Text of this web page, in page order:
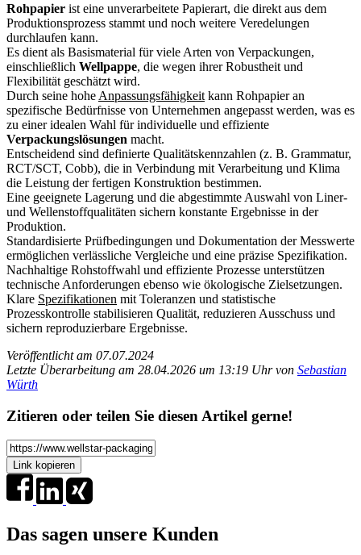
Rohpapier ist eine unverarbeitete Papierart, die direkt aus dem
Produktionsprozess stammt und noch weitere Veredelungen
durchlaufen kann.
Es dient als Basismaterial für viele Arten von Verpackungen,
einschließlich Wellpappe, die wegen ihrer Robustheit und
Flexibilität geschätzt wird.
Durch seine hohe Anpassungsfähigkeit kann Rohpapier an
spezifische Bedürfnisse von Unternehmen angepasst werden, was es
zu einer idealen Wahl für individuelle und effiziente
Verpackungslösungen macht.
Entscheidend sind definierte Qualitätskennzahlen (z. B. Grammatur,
RCT/SCT, Cobb), die in Verbindung mit Verarbeitung und Klima
die Leistung der fertigen Konstruktion bestimmen.
Eine geeignete Lagerung und die abgestimmte Auswahl von Liner-
und Wellenstoffqualitäten sichern konstante Ergebnisse in der
Produktion.
Standardisierte Prüfbedingungen und Dokumentation der Messwerte
ermöglichen verlässliche Vergleiche und eine präzise Spezifikation.
Nachhaltige Rohstoffwahl und effiziente Prozesse unterstützen
technische Anforderungen ebenso wie ökologische Zielsetzungen.
Klare Spezifikationen mit Toleranzen und statistische
Prozesskontrolle stabilisieren Qualität, reduzieren Ausschuss und
sichern reproduzierbare Ergebnisse.
Veröffentlicht am 07.07.2024
Letzte Überarbeitung am 28.04.2026 um 13:19 Uhr von Sebastian
Würth
Zitieren oder teilen Sie diesen Artikel gerne!
Link kopieren
Das sagen unsere Kunden